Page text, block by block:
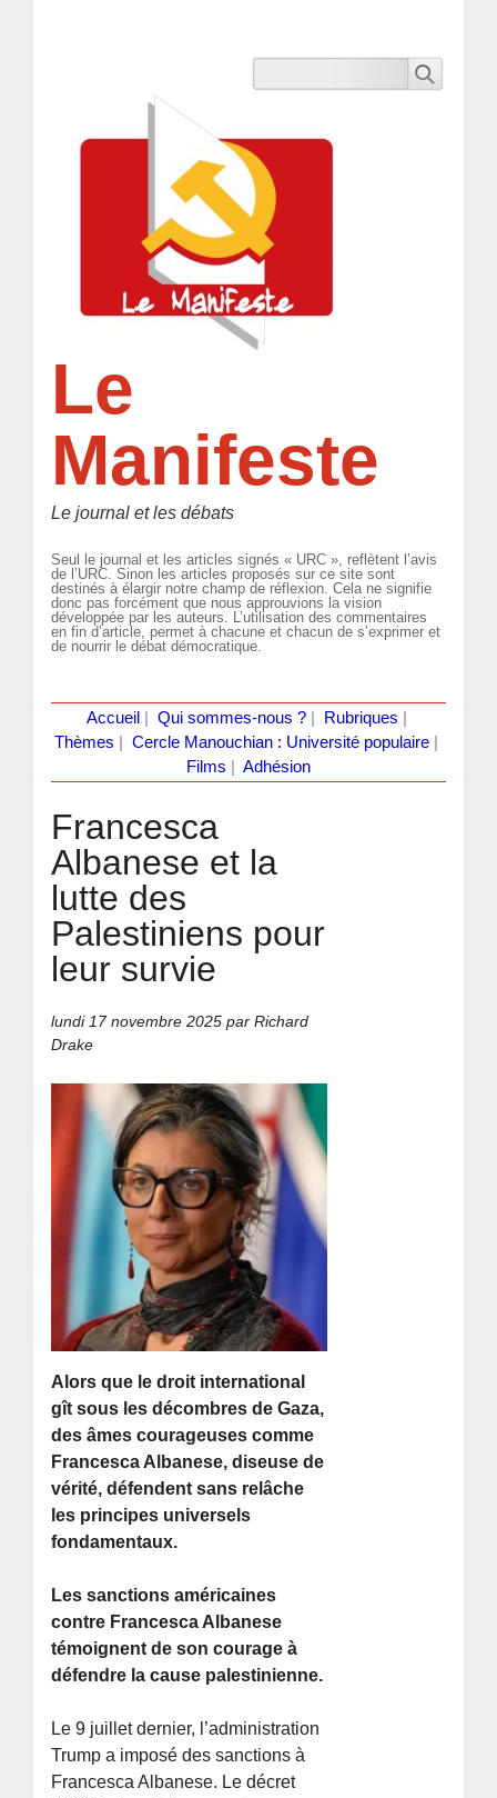
Le
Manifeste
Le journal et les débats
Seul le journal et les articles signés « URC », reflètent l’avis
de l’URC. Sinon les articles proposés sur ce site sont
destinés à élargir notre champ de réflexion. Cela ne signifie
donc pas forcément que nous approuvions la vision
développée par les auteurs. L’utilisation des commentaires
en fin d’article, permet à chacune et chacun de s’exprimer et
de nourrir le débat démocratique.
Accueil Qui sommes-nous ?| Rubriques
Thèmes
Cercle Manouchian : Université populaire
Films
Adhésion
Francesca
Albanese et la
lutte des
Palestiniens pour
leur survie
lundi 17 novembre 2025 par Richard
Drake
Alors que le droit international
gît sous les décombres de Gaza,
des âmes courageuses comme
Francesca Albanese, diseuse de
vérité, défendent sans relâche
les principes universels
fondamentaux.
Les sanctions américaines
contre Francesca Albanese
témoignent de son courage à
défendre la cause palestinienne.
Le 9 juillet dernier, l’administration
Trump a imposé des sanctions à
Francesca Albanese. Le décret